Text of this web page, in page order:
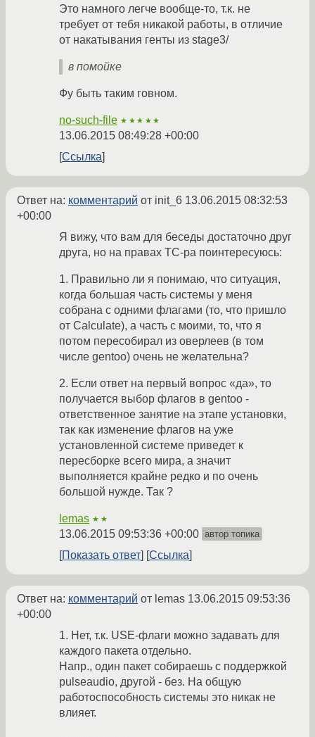
Это намного легче вообще-то, т.к. не
требует от тебя никакой работы, в отличие
от накатывания генты из stage3/
в помойке
Фу быть таким говном.
no-such-file ★★★★★
13.06.2015 08:49:28 +00:00
Ссылка
Ответ на: комментарий от init_6 13.06.2015 08:32:53
+00:00
Я вижу, что вам для беседы достаточно друг
друга, но на правах ТС-ра поинтересуюсь:
1. Правильно ли я понимаю, что ситуация,
когда большая часть системы у меня
собрана с одними флагами (то, что пришло
от Calculate), а часть с моими, то, что я
потом пересобирал из оверлеев (в том
числе gentoo) очень не желательна?
2. Если ответ на первый вопрос «да», то
получается выбор флагов в gentoo -
ответственное занятие на этапе установки,
так как изменение флагов на уже
установленной системе приведет к
пересборке всего мира, а значит
выполняется крайне редко и по очень
большой нужде. Так ?
lemas ★★
13.06.2015 09:53:36 +00:00 автор топика
Показать ответ Ссылка
Ответ на: комментарий от lemas 13.06.2015 09:53:36
+00:00
1. Нет, т.к. USE-флаги можно задавать для
каждого пакета отдельно.
Напр., один пакет собираешь с поддержкой
pulseaudio, другой - без. На общую
работоспособность системы это никак не
влияет.